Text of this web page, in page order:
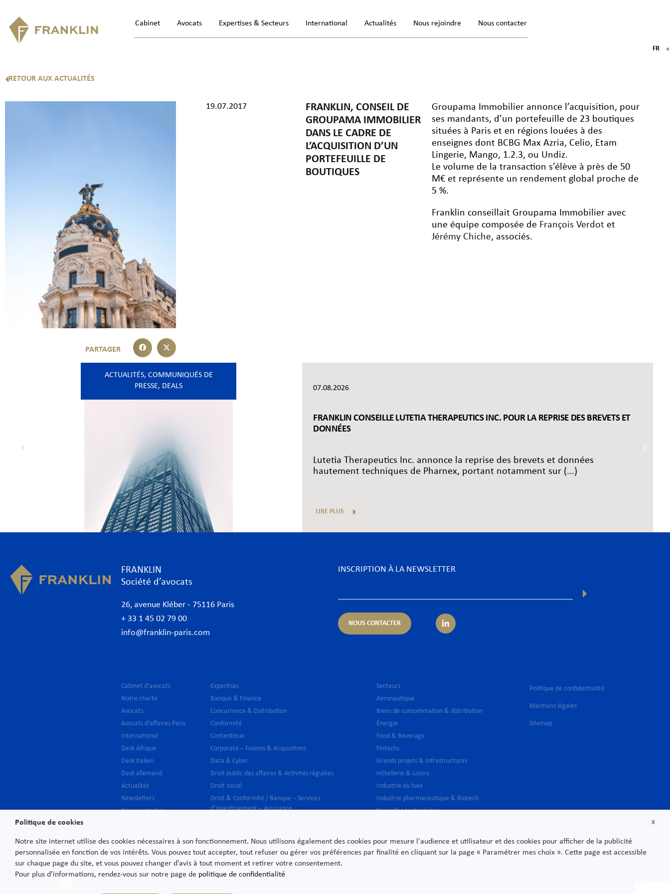
Cabinet Avocats Expertises & Secteurs International Actualités Nous rejoindre Nous contacter
FR ▼
RETOUR AUX ACTUALITÉS
19.07.2017
FRANKLIN, CONSEIL DE
GROUPAMA IMMOBILIER
DANS LE CADRE DE
L’ACQUISITION D’UN
PORTEFEUILLE DE
BOUTIQUES
Groupama Immobilier annonce l’acquisition, pour
ses mandants, d’un portefeuille de 23 boutiques
situées à Paris et en régions louées à des
enseignes dont BCBG Max Azria, Celio, Etam
Lingerie, Mango, 1.2.3, ou Undiz.
Le volume de la transaction s’élève à près de 50
M€ et représente un rendement global proche de
5 %.
Franklin conseillait Groupama Immobilier avec
une équipe composée de François Verdot et
Jérémy Chiche, associés.
ACTUALITÉS, COMMUNIQUÉS DE
PRESSE, DEALS 07.08.2026
FRANKLIN CONSEILLE LUTETIA THERAPEUTICS INC. POUR LA REPRISE DES BREVETS ET
DONNÉES
Lutetia Therapeutics Inc. annonce la reprise des brevets et données
hautement techniques de Pharnex, portant notamment sur (...)
LIRE PLUS
FRANKLIN
Société d’avocats
26, avenue Kléber - 75116 Paris
+ 33 1 45 02 79 00
info@franklin-paris.com
INSCRIPTION À LA NEWSLETTER
NOUS CONTACTER
Cabinet d’avocats
Notre charte
Avocats
Avocats d’affaires Paris
International
Desk Afrique
Desk italien
Desk allemand
Actualités
Newsletters
Nous contacter
Expertises
Banque & Finance
Concurrence & Distribution
Conformité
Contentieux
Corporate – Fusions & Acquisitions
Data & Cyber
Droit public des affaires & Activités régulées
Droit social
Droit & Conformité / Banque – Services
d’investissement – Assurance
Droit immobilier
Private Equity
Propriété intellectuelle
Secteurs
Aéronautique
Biens de consommation & distribution
Énergie
Food & Beverage
Fintechs
Grands projets & Infrastructures
Hôtellerie & Loisirs
Industrie du luxe
Industrie pharmaceutique & Biotech
Nouvelles technologies
Secteur public
Politique de confidentialité
Mentions légales
Sitemap
X
Politique de cookies
Notre site internet utilise des cookies nécessaires à son fonctionnement. Nous utilisons également des cookies pour mesure l'audience et utilisateur et des cookies pour afficher de la publicité
personnalisée en fonction de vos intérêts. Vous pouvez tout accepter, tout refuser ou gérer vos préférences par finalité en cliquant sur la page « Paramétrer mes choix ». Cette page est accessible
sur chaque page du site, et vous pouvez changer d’avis à tout moment et retirer votre consentement.
Pour plus d’informations, rendez-vous sur notre page de politique de confidentialité